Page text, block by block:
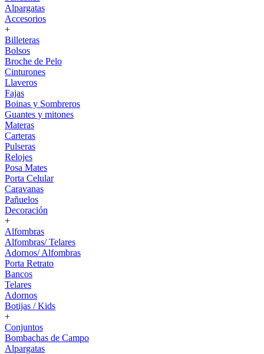
Alpargatas
Accesorios
+
Billeteras
Bolsos
Broche de Pelo
Cinturones
Llaveros
Fajas
Boinas y Sombreros
Guantes y mitones
Materas
Carteras
Pulseras
Relojes
Posa Mates
Porta Celular
Caravanas
Pañuelos
Decoración
+
Alfombras
Alfombras/ Telares
Adornos/ Alfombras
Porta Retrato
Bancos
Telares
Adornos
Botijas / Kids
+
Conjuntos
Bombachas de Campo
Alpargatas